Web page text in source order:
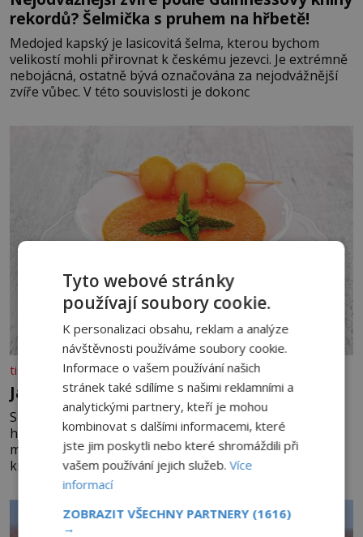
rekordů? Šelmička s pruhem na hřbetě!
Medojed kapský je lasicovitá šelma, kterou bychom
velikostí mohli přirovnat k českému jezevci. Je extrémně
nebojácná, ostatně bývá označována za nejodvážnější
zvíře vůbec. V této souvislosti je dokonc
tisicereceptu.cz
Jahodovo-melounová polévka
Studené ovocné polévky jsou ideálním osvěžením pro
horké dny. Potřebujete 200 g jahod 600 g žlutého
melounu 100 ml sladkého dezertního vína 50 g cukru
krystal 1 lžíci medu 200 g zakysané sm
Tyto webové stránky
používají soubory cookie.
K personalizaci obsahu, reklam a analýze
návštěvnosti používáme soubory cookie.
Informace o vašem používání našich
stránek také sdílíme s našimi reklamními a
analytickými partnery, kteří je mohou
kombinovat s dalšími informacemi, které
jste jim poskytli nebo které shromáždili při
vašem používání jejich služeb.Více
informací
ZOBRAZIT VŠECHNY PARTNERY (1616)
→